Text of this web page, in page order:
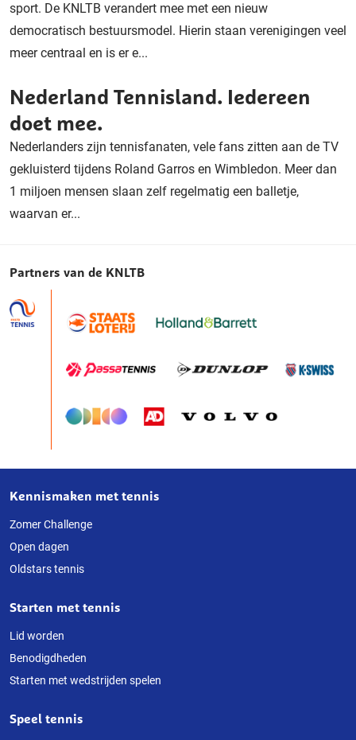
sport. De KNLTB verandert mee met een nieuw
democratisch bestuursmodel. Hierin staan verenigingen veel
meer centraal en is er e...
Nederland Tennisland. Iedereen
doet mee.
Nederlanders zijn tennisfanaten, vele fans zitten aan de TV
gekluisterd tijdens Roland Garros en Wimbledon. Meer dan
1 miljoen mensen slaan zelf regelmatig een balletje,
waarvan er...
Partners van de KNLTB
Over
deze
website
Kennismaken met tennis
Zomer Challenge
Open dagen
Oldstars tennis
Starten met tennis
Lid worden
Benodigdheden
Starten met wedstrijden spelen
Speel tennis